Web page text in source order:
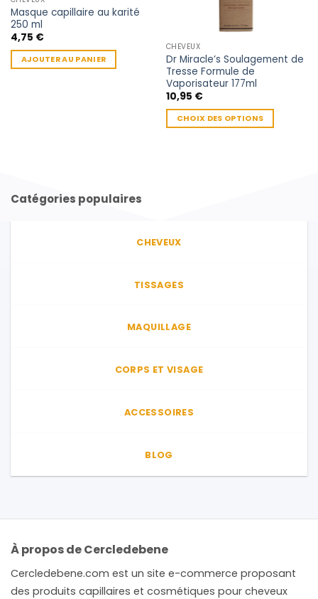
Masque capillaire au karité
250 ml
4,75 €
AJOUTER AU PANIER
CHEVEUX
Dr Miracle’s Soulagement de
Tresse Formule de
Vaporisateur 177ml
10,95 €
CHOIX DES OPTIONS
peuvent
sur
du
Catégories populaires
CHEVEUX
TISSAGES
MAQUILLAGE
CORPS ET VISAGE
ACCESSOIRES
BLOG
À propos de Cercledebene
Cercledebene.com est un site e-commerce proposant
des produits capillaires et cosmétiques pour cheveux